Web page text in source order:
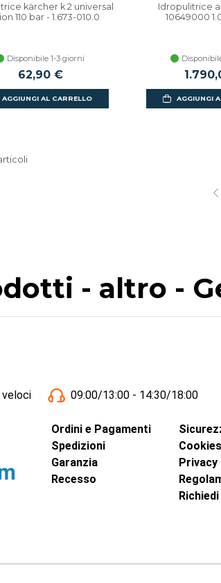
kärcher k 2 universal
110 bar - 1.673-010.0
Disponibile 1-3 giorni
62,90 €
AGGIUNGI AL CARRELLO
Idropulitrice
10649000
AGGIUNGI
- altro -
veloci 09:00/13:00 - 14:30/18:00
Ordini e Pagamenti
Spedizioni
Garanzia
Recesso
Cookies
Privacy